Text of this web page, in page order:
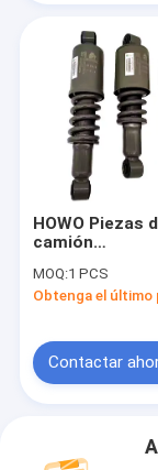
HOWO Piezas
camión
Absorbedor de
choques de
WG1664430103
MOQ:1 PCS
Obtenga el último
Contactar